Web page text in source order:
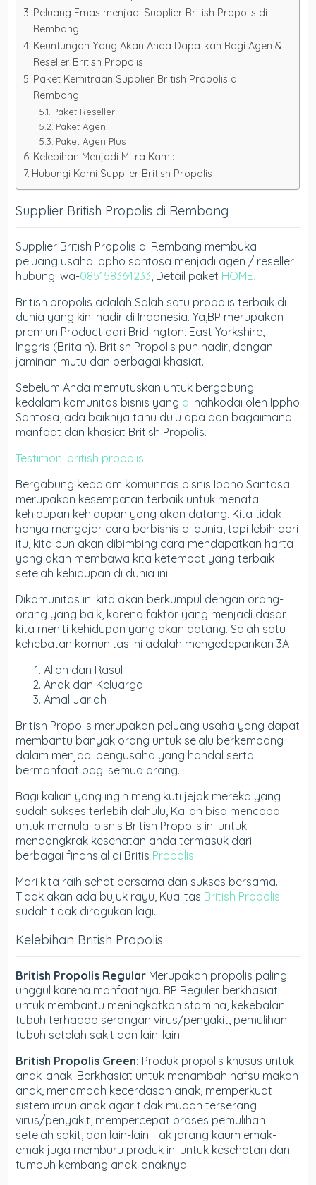
Peluang Emas menjadi Supplier British Propolis di
Rembang
Keuntungan Yang Akan Anda Dapatkan Bagi Agen &
Reseller British Propolis
Paket Kemitraan Supplier British Propolis di
Rembang
Paket Reseller
Paket Agen
Paket Agen Plus
Kelebihan Menjadi Mitra Kami:
Hubungi Kami Supplier British Propolis
Supplier British Propolis di Rembang
Supplier British Propolis di Rembang membuka
peluang usaha ippho santosa menjadi agen / reseller
hubungi wa-085158364233, Detail paket HOME.
British propolis adalah Salah satu propolis terbaik di
dunia yang kini hadir di Indonesia. Ya,BP merupakan
premiun Product dari Bridlington, East Yorkshire,
Inggris (Britain). British Propolis pun hadir, dengan
jaminan mutu dan berbagai khasiat.
Sebelum Anda memutuskan untuk bergabung
kedalam komunitas bisnis yang di nahkodai oleh Ippho
Santosa, ada baiknya tahu dulu apa dan bagaimana
manfaat dan khasiat British Propolis.
Testimoni british propolis
Bergabung kedalam komunitas bisnis Ippho Santosa
merupakan kesempatan terbaik untuk menata
kehidupan kehidupan yang akan datang. Kita tidak
hanya mengajar cara berbisnis di dunia, tapi lebih dari
itu, kita pun akan dibimbing cara mendapatkan harta
yang akan membawa kita ketempat yang terbaik
setelah kehidupan di dunia ini.
Dikomunitas ini kita akan berkumpul dengan orang-
orang yang baik, karena faktor yang menjadi dasar
kita meniti kehidupan yang akan datang. Salah satu
kehebatan komunitas ini adalah mengedepankan 3A
Allah dan Rasul
Anak dan Keluarga
Amal Jariah
British Propolis merupakan peluang usaha yang dapat
membantu banyak orang untuk selalu berkembang
dalam menjadi pengusaha yang handal serta
bermanfaat bagi semua orang.
Bagi kalian yang ingin mengikuti jejak mereka yang
sudah sukses terlebih dahulu, Kalian bisa mencoba
untuk memulai bisnis British Propolis ini untuk
mendongkrak kesehatan anda termasuk dari
berbagai finansial di Britis Propolis.
Mari kita raih sehat bersama dan sukses bersama.
Tidak akan ada bujuk rayu, Kualitas British Propolis
sudah tidak diragukan lagi.
Kelebihan British Propolis
British Propolis Regular Merupakan propolis paling
unggul karena manfaatnya. BP Reguler berkhasiat
untuk membantu meningkatkan stamina, kekebalan
tubuh terhadap serangan virus/penyakit, pemulihan
tubuh setelah sakit dan lain-lain.
British Propolis Green: Produk propolis khusus untuk
anak-anak. Berkhasiat untuk menambah nafsu makan
anak, menambah kecerdasan anak, memperkuat
sistem imun anak agar tidak mudah terserang
virus/penyakit, mempercepat proses pemulihan
setelah sakit, dan lain-lain. Tak jarang kaum emak-
emak juga memburu produk ini untuk kesehatan dan
tumbuh kembang anak-anaknya.